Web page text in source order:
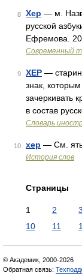
8 Хер — м.
русской
Ефремова.
Современный
9 ХЕР —
знак,
зачеркивать
в состав
Словарь
10 хер — См. ять
История слов
Страницы
1 2 3
10
11
© Академик, 2000-2026
Обратная связь: